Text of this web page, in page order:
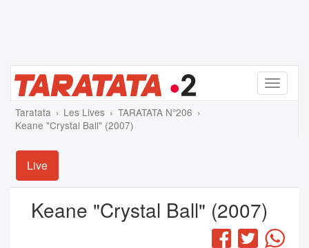
Menu
Taratata Les Lives
TARATATA N°206
Keane "Crystal Ball" (2007)
Live
Keane "Crystal Ball" (2007)
Facebook
Twitter